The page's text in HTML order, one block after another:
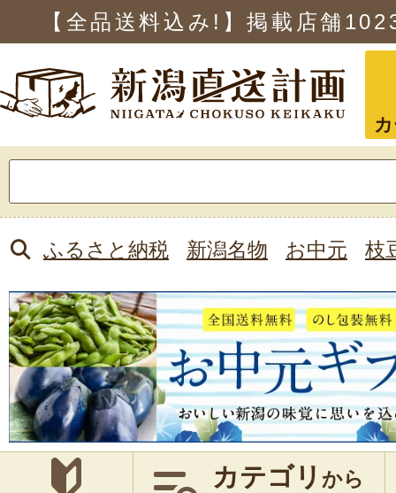
【全品送料込み!】掲載店舗
索:
ふるさと納税 新潟名物 お中元 枝
カテゴリ から